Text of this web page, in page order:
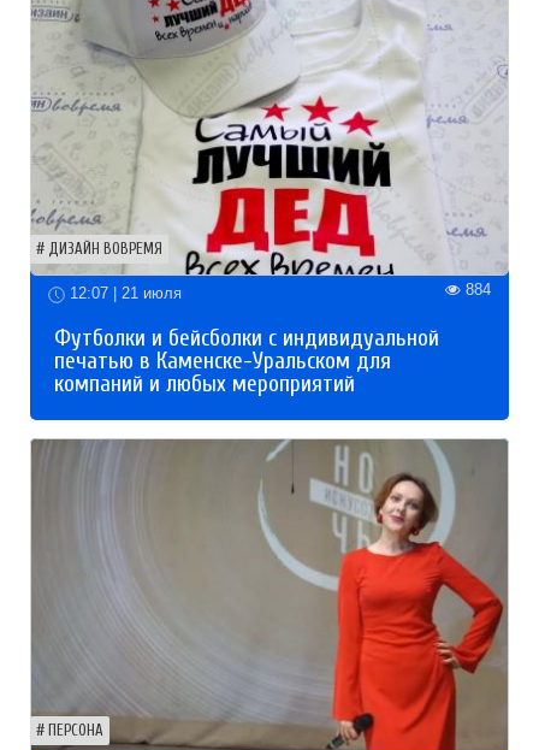
ДИЗАЙН ВОВРЕМЯ
12:07 | 21 июля 884
Футболки и бейсболки с индивидуальной
печатью в Каменске-Уральском для
компаний и любых мероприятий
ПЕРСОНА